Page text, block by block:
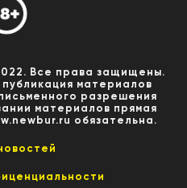
Все права защищены.
материалов
разрешения
материалов прямая
обязательна.